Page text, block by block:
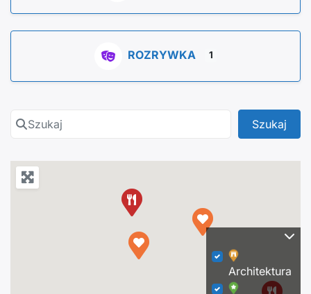
ROZRYWKA 1
Szukaj Szukaj
Architektura